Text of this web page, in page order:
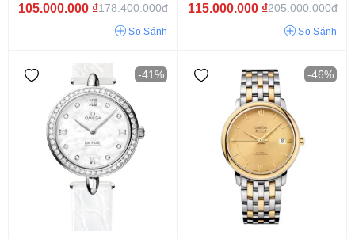
105.000.000 ₫178.400.000đ
So Sánh
115.000.000 ₫205.000.000đ
So Sánh
-41% -46%